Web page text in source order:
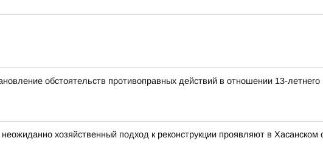
обстоятельств противоправных действий в отношении 13-
хозяйственный подход к реконструкции проявляют в Хасанском